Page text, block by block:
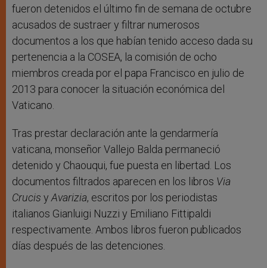
fueron detenidos el último fin de semana de octubre
acusados de sustraer y filtrar numerosos
documentos a los que habían tenido acceso dada su
pertenencia a la COSEA, la comisión de ocho
miembros creada por el papa Francisco en julio de
2013 para conocer la situación económica del
Vaticano.
Tras prestar declaración ante la gendarmería
vaticana, monseñor Vallejo Balda permaneció
detenido y Chaouqui, fue puesta en libertad. Los
documentos filtrados aparecen en los libros Via
Crucis yAvarizia, escritos por los periodistas
italianos Gianluigi Nuzzi y Emiliano Fittipaldi
respectivamente. Ambos libros fueron publicados
días después de las detenciones.